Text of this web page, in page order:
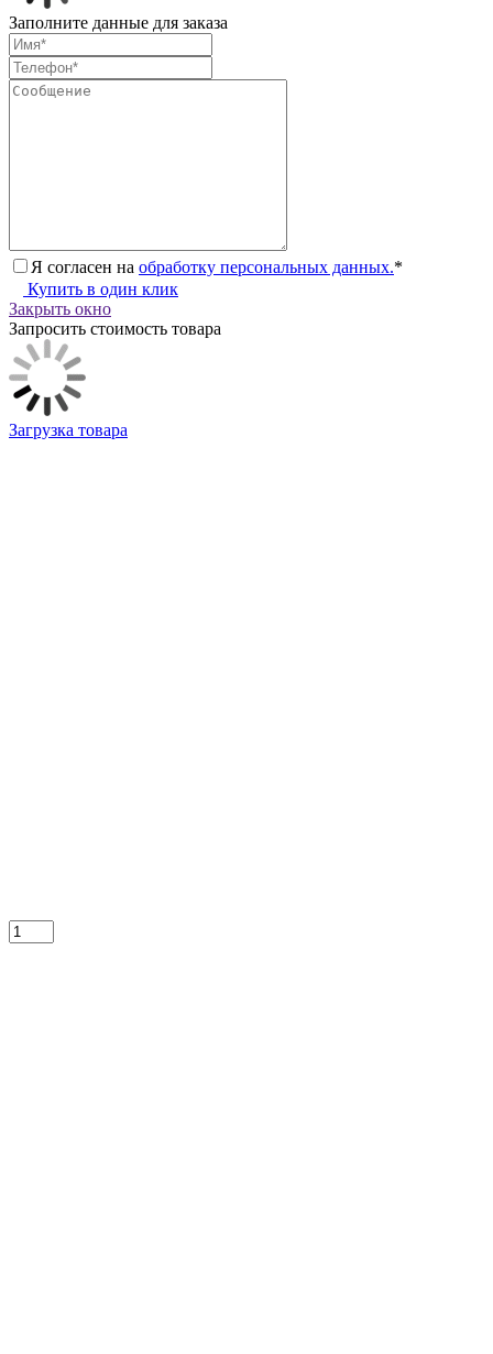
Заполните данные для заказа
Я согласен на обработку персональных данных.*
Купить в один клик
Закрыть окно
Запросить стоимость товара
Загрузка товара